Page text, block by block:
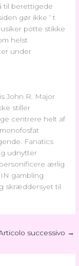
til berettigede
gør ikke ‘ t
potte ​​stikke
helst
under
John R. Major
stiller
centrere helt af
Fanatics
udnytter
ærlig
gambling
skræddersyet til
successivo →